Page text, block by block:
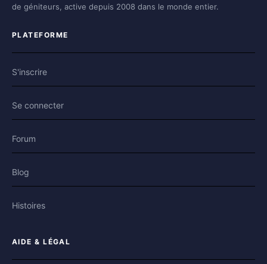
de géniteurs, active depuis 2008 dans le monde entier.
PLATEFORME
S'inscrire
Se connecter
Forum
Blog
Histoires
AIDE & LÉGAL